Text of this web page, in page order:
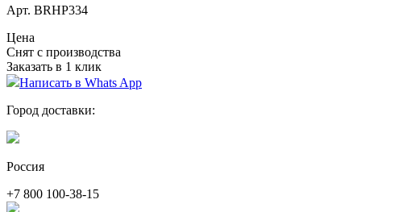
Арт. BRHP334
Цена
Снят с производства
Заказать в 1 клик
Написать в Whats App
Город доставки:
Россия
+7 800 100-38-15